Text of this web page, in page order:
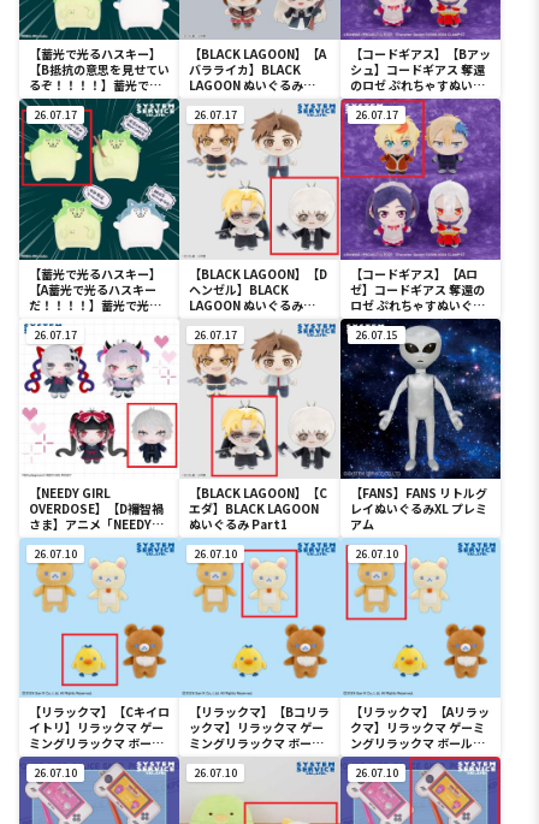
【蓄光で光るハスキー】
【B抵抗の意思を見せてい
るぞ！！！！】蓄光で光
るハスキー ボールチェー
ン付きセリフぬいぐるみ
【BLACK LAGOON】【A
バラライカ】BLACK
LAGOON ぬいぐるみ
Part2
【コードギアス】【Bアッ
シュ】コードギアス 奪還
のロゼ ぷれちゃすぬいぐ
るみ 奪還のロゼ
26.07.17
【蓄光で光るハスキー】
【A蓄光で光るハスキー
だ！！！！】蓄光で光る
ハスキー ボールチェーン
付きセリフぬいぐるみ
26.07.17
【BLACK LAGOON】【D
ヘンゼル】BLACK
LAGOON ぬいぐるみ
Part1
26.07.17
【コードギアス】【Aロ
ゼ】コードギアス 奪還の
ロゼ ぷれちゃすぬいぐる
み 奪還のロゼ
26.07.17
【NEEDY GIRL
OVERDOSE】【D襧智禍
さま】アニメ「NEEDY
GIRL OVERDOSE」 ぷれ
ちゃすぬいぐるみ Part2
26.07.17
【BLACK LAGOON】【C
エダ】BLACK LAGOON
ぬいぐるみ Part1
26.07.15
【FANS】FANS リトルグ
レイぬいぐるみXL プレミ
アム
26.07.10
【リラックマ】【Cキイロ
イトリ】リラックマ ゲー
ミングリラックマ ボール
チェーン付きぬいぐるみ
26.07.10
【リラックマ】【Bコリラ
ックマ】リラックマ ゲー
ミングリラックマ ボール
チェーン付きぬいぐるみ
26.07.10
【リラックマ】【Aリラッ
クマ】リラックマ ゲーミ
ングリラックマ ボールチ
ェーン付きぬいぐるみ
26.07.10 26.07.10 26.07.10